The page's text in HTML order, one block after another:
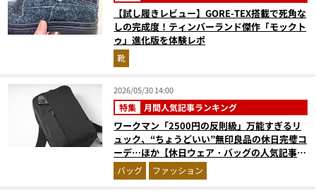
【試し履きレビュー】GORE-TEX搭載で死角な
しの完成度！ティンバーランド傑作「モックト
ゥ」進化版を体験レポ
靴
2026/05/30 14:00
特集 月間人気記事ランキング
ワークマン「2500円の反則級」万能すぎるリ
ュック、“ちょうどいい”無印良品の休日完璧コ
ーデ…ほか【休日ウェア・バッグの人気記事ラ
ンキングベスト3】（2026年4月版）
バッグ ファッション